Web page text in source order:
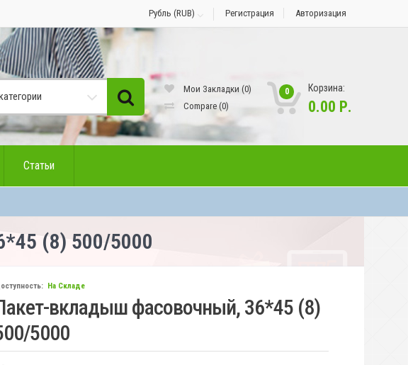
Рубль (RUB) Регистрация Авторизация
Мои Закладки (0)
Compare (0)
0 Корзина:
0.00 Р.
Статьи
(8) 500/5000
На Складе
вкладыш фасовочный, 36*45 (8)
5000